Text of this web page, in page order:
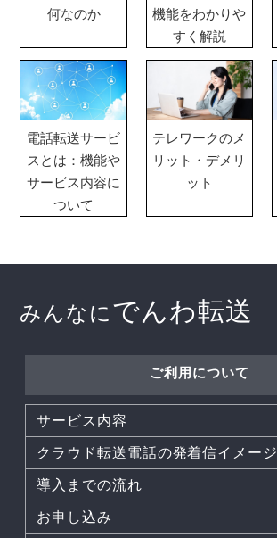
何なのか
機能をわかりや
すく解説
電話転送サービ
スとは：機能や
サービス内容に
ついて
テレワークのメ
リット・デメリ
ット
みんなにでんわ転送
ご利用について
サービス内容
クラウド転送電話の発着信イメージ
導入までの流れ
お申し込み